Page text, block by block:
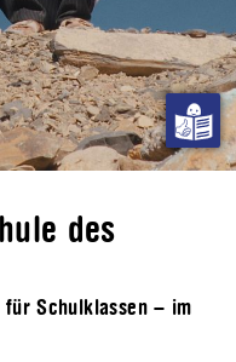
des
für Schulklassen – im